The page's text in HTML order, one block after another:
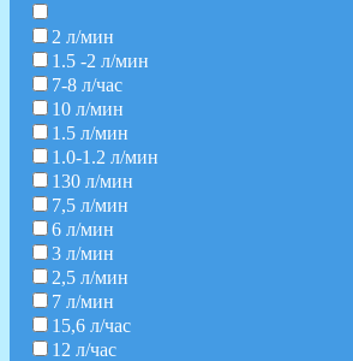
2 л/мин
1.5 -2 л/мин
7-8 л/час
10 л/мин
1.5 л/мин
1.0-1.2 л/мин
130 л/мин
7,5 л/мин
6 л/мин
3 л/мин
2,5 л/мин
7 л/мин
15,6 л/час
12 л/час